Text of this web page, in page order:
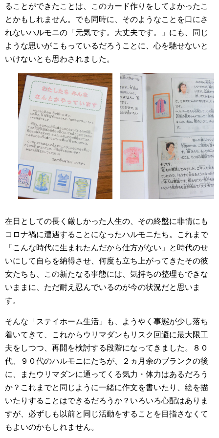
ることができたことは、このカード作りをしてよかったこ
とかもしれません。でも同時に、そのようなことを口にさ
れないハルモニの「元気です。大丈夫です。」にも、同じ
ような思いがこもっているだろうことに、心を馳せないと
いけないとも思わされました。
在日としての長く厳しかった人生の、その終盤に非情にも
コロナ禍に遭遇することになったハルモニたち。これまで
「こんな時代に生まれたんだから仕方がない」と時代のせ
いにして自らを納得させ、何度も立ち上がってきたその彼
女たちも、この新たなる事態には、気持ちの整理もできな
いままに、ただ耐え忍んでいるのが今の状況だと思いま
す。
そんな「ステイホーム生活」も、ようやく事態が少し落ち
着いてきて、これからウリマダンもリスク回避に最大限工
夫をしつつ、再開を検討する段階になってきました。８０
代、９０代のハルモニにたちが、２ヵ月余のブランクの後
に、またウリマダンに通ってくる気力・体力はあるだろう
か？これまでと同じように一緒に作文を書いたり、絵を描
いたりすることはできるだろうか？いろいろ心配はありま
すが、必ずしも以前と同じ活動をすることを目指さなくて
もよいのかもしれません。